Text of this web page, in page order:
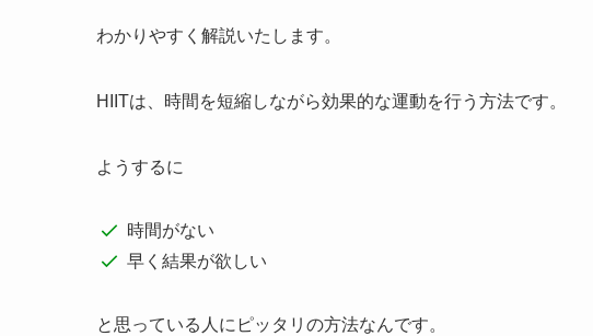
わかりやすく解説いたします。
HIITは、時間を短縮しながら効果的な運動を行う方法です。
ようするに
時間がない
早く結果が欲しい
と思っている人にピッタリの方法なんです。